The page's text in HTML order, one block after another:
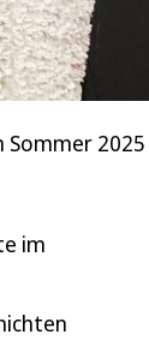
Sommer
im